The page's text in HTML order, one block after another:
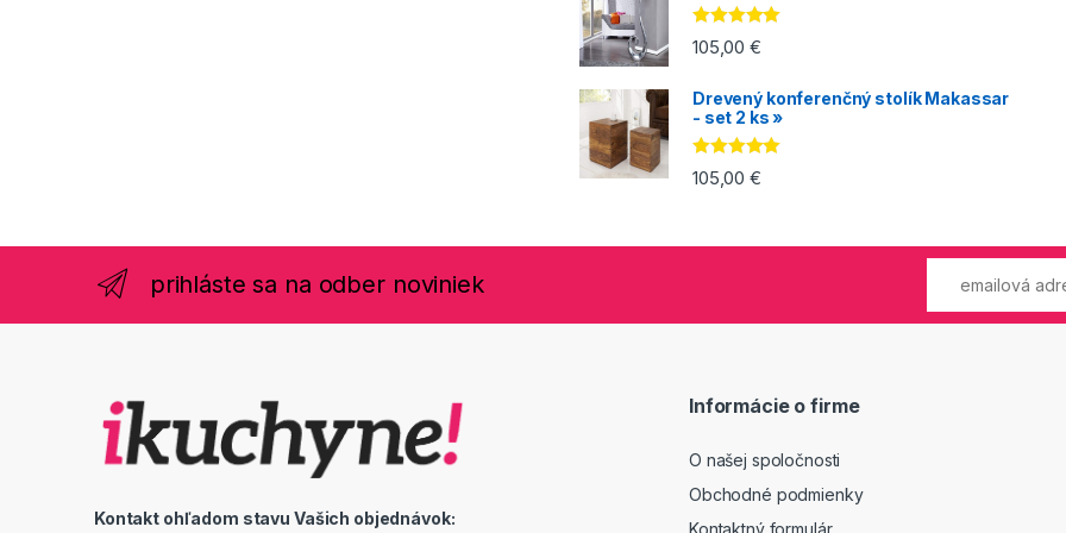
Hodnotenie
5.00z 5
105,00€
Drevený konferenčný stolík Makassar
- set 2 ks »
Hodnotenie
5.00z 5
105,00€
prihláste sa na odber noviniek
Kontakt ohľadom stavu Vašich objednávok:
Informácie o firme
O našej spoločnosti
Obchodné podmienky
Kontaktný formulár